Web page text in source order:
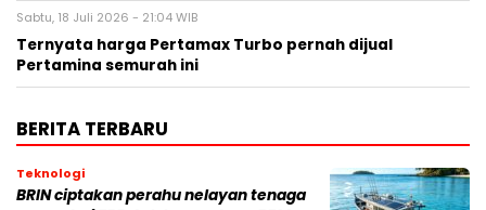
Sabtu, 18 Juli 2026 - 21:04 WIB
Ternyata harga Pertamax Turbo pernah dijual
Pertamina semurah ini
BERITA TERBARU
Teknologi
BRIN ciptakan perahu nelayan tenaga